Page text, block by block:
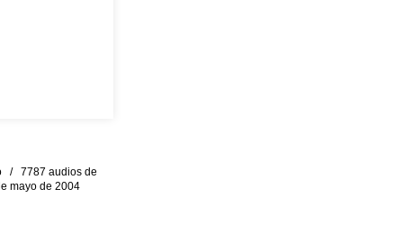
/ 7787 audios de
mayo de 2004